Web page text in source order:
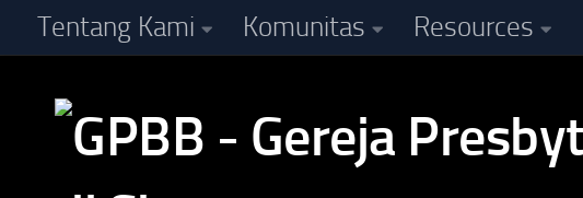
Skip to content
Tentang Kami Komunitas Resources